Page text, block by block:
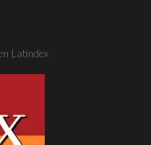
Latindex